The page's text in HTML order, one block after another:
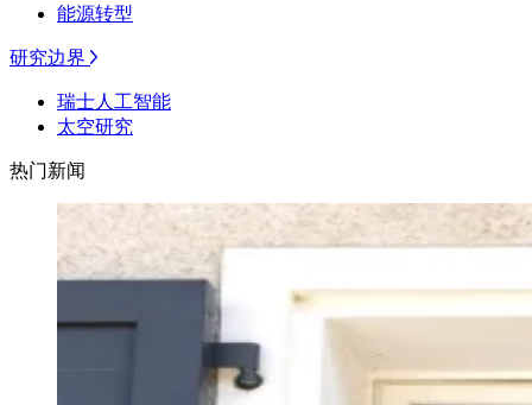
能源转型
研究边界
瑞士人工智能
太空研究
热门新闻